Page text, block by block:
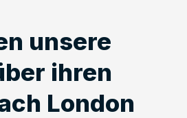
unsere
ihren
London